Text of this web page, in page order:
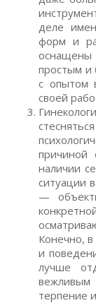
деле
форм и
оснащены
простым и
с опытом
своей
причиной
наличии
ситуации
—
Конечно,
и
лучше
терпение